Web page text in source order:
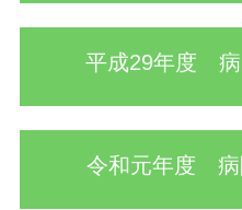
平成29年度 病
令和元年度 病